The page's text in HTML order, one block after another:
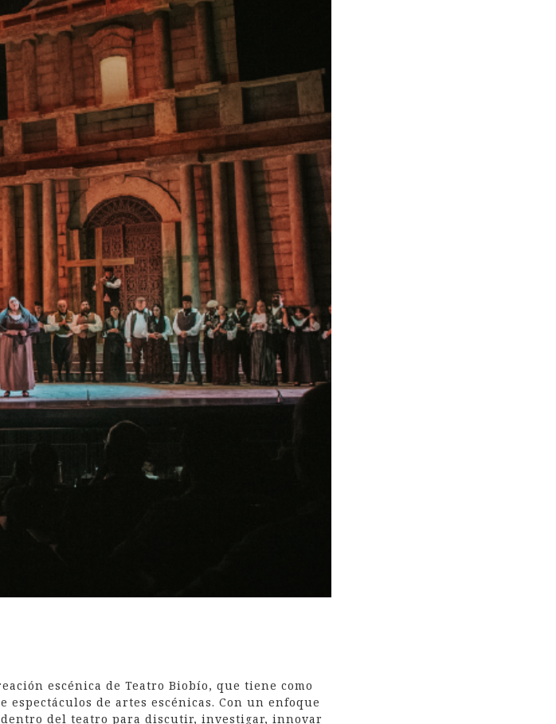
escénica de Teatro Biobío, que tiene como
de artes escénicas. Con un enfoque
del teatro para discutir, investigar, innovar